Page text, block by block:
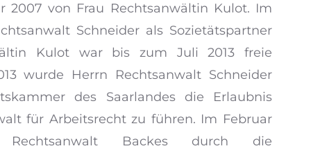
2007 von Frau Rechtsanwältin Kulot. Im
Schneider als Sozietätspartner
Kulot war bis zum Juli 2013 freie
wurde Herrn Rechtsanwalt Schneider
des Saarlandes die Erlaubnis
für Arbeitsrecht zu führen. Im Februar
Backes durch die